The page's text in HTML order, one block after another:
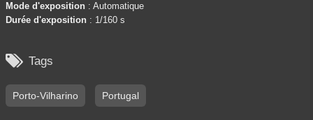
Mode d'exposition : Automatique
Durée d'exposition : 1/160 s
 Tags
Porto-Vilharino Portugal